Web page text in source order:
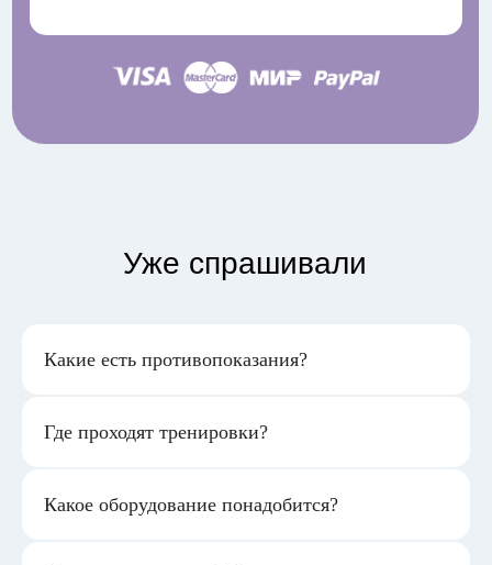
Уже спрашивали
Какие есть противопоказания?
Где проходят тренировки?
Какое оборудование понадобится?